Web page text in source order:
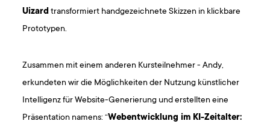
Uizardtransformiert handgezeichnete Skizzen in klickbare
Prototypen.
Zusammen mit einem anderen Kursteilnehmer - Andy,
erkundeten wir die Möglichkeiten der Nutzung künstlicher
Intelligenz für Website-Generierung und erstellten eine
Präsentation namens: “Webentwicklung im KI-Zeitalter: